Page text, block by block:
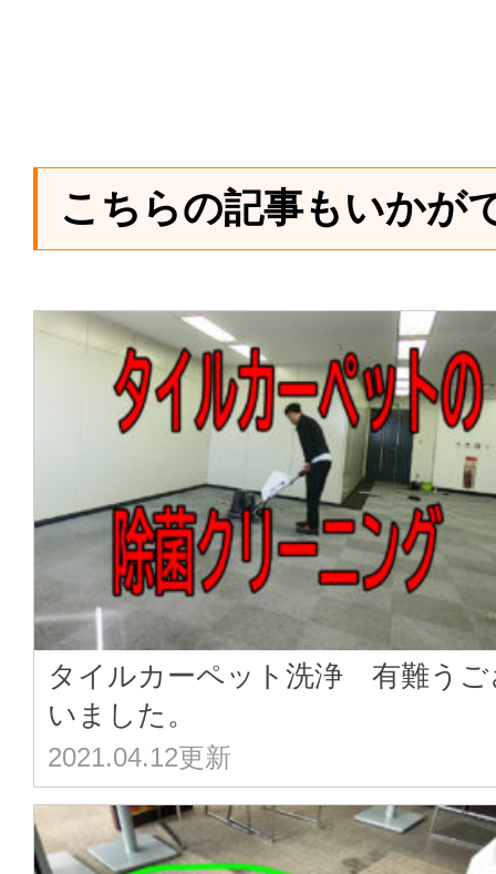
こちらの記事もいかが
タイルカーペット洗浄 有難うご
いました。
2021.04.12更新